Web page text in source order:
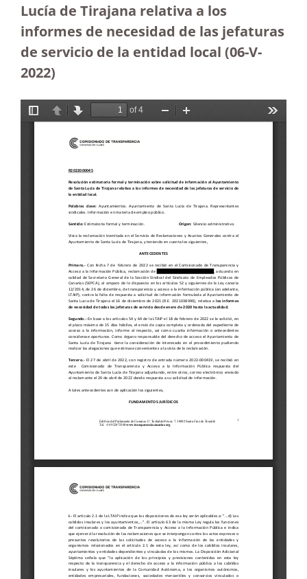
Lucía de Tirajana relativa a los
informes de necesidad de las jefaturas
de servicio de la entidad local (06-V-
2022)